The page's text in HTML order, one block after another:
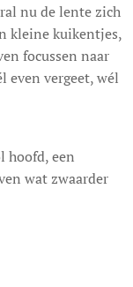
nu de lente zich
kleine kuikentjes,
focussen naar
even vergeet, wél
hoofd, een
wat zwaarder